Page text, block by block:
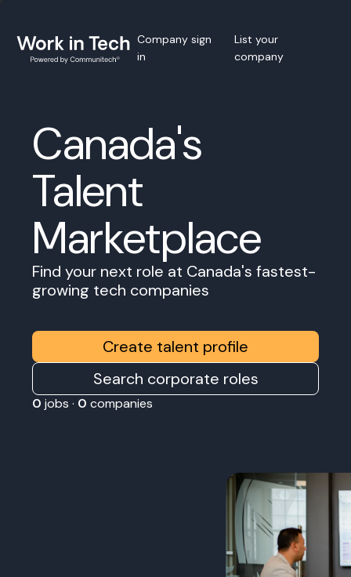
Company sign
in
List your
company
Canada's
Talent
Marketplace
Find your next role at Canada's fastest-
growing tech companies
Create talent profile
Search corporate roles
0 jobs · 0 companies